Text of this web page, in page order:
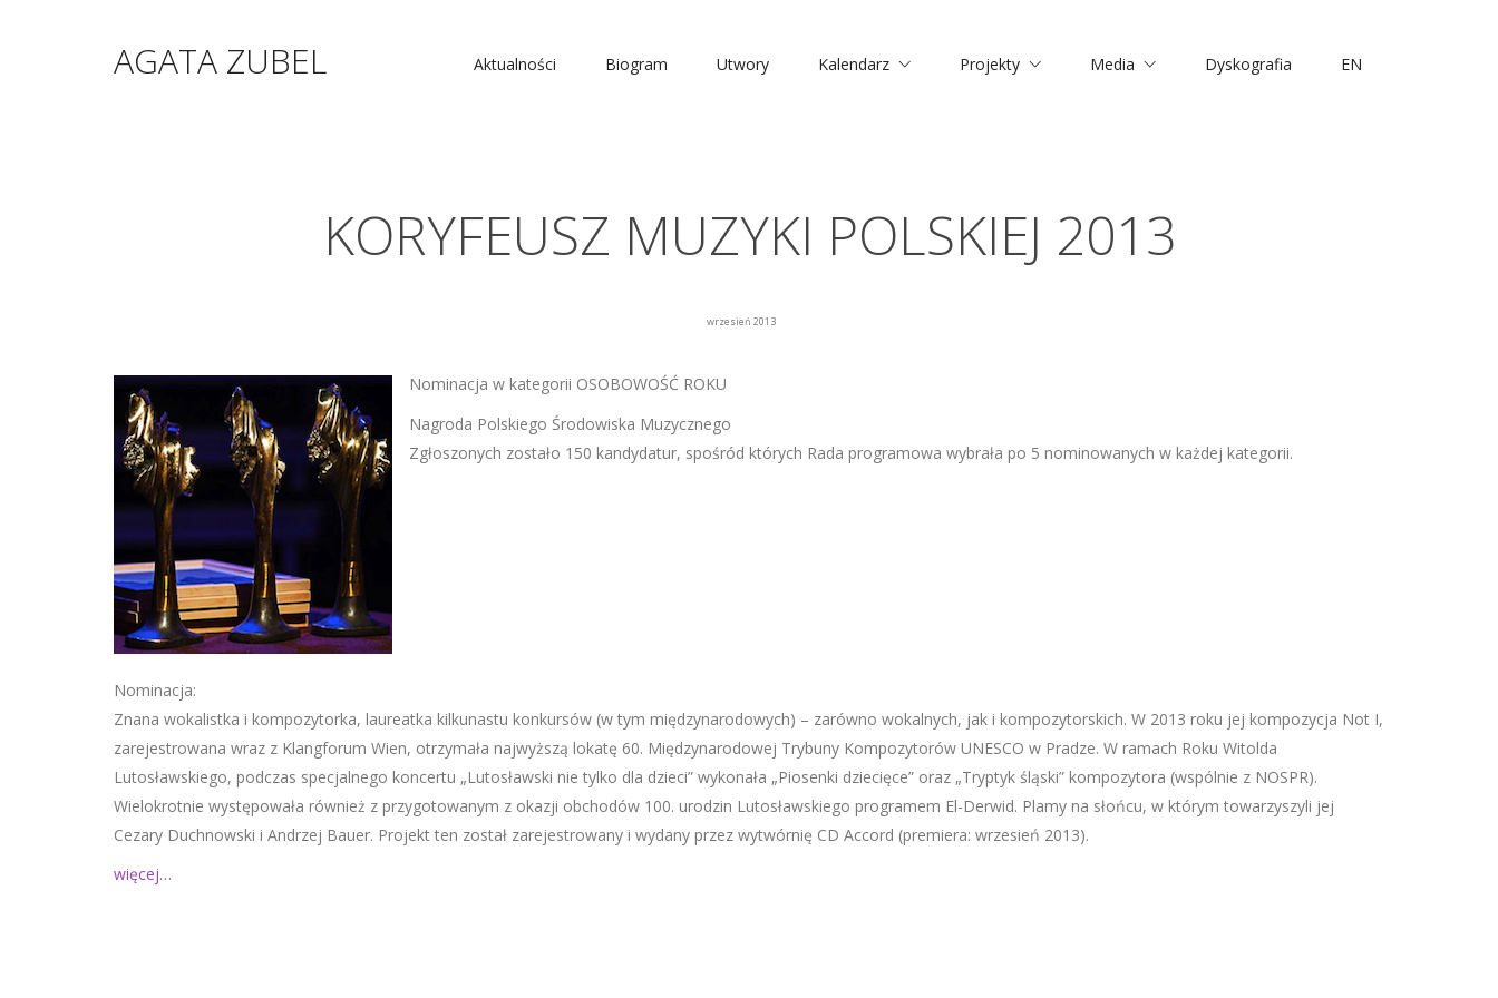
AGATA ZUBEL Aktualności Biogram Utwory Kalendarz Projekty Media Dyskografia EN
KORYFEUSZ MUZYKI POLSKIEJ 2013
wrzesień 2013
Nominacja w kategorii OSOBOWOŚĆ ROKU
Nagroda Polskiego Środowiska Muzycznego
Zgłoszonych zostało 150 kandydatur, spośród których Rada programowa wybrała po 5 nominowanych w każdej kategorii.
Nominacja:
Znana wokalistka i kompozytorka, laureatka kilkunastu konkursów (w tym międzynarodowych) – zarówno wokalnych, jak i kompozytorskich. W 2013 roku jej kompozycja Not I,
zarejestrowana wraz z Klangforum Wien, otrzymała najwyższą lokatę 60. Międzynarodowej Trybuny Kompozytorów UNESCO w Pradze. W ramach Roku Witolda
Lutosławskiego, podczas specjalnego koncertu „Lutosławski nie tylko dla dzieci” wykonała „Piosenki dziecięce” oraz „Tryptyk śląski” kompozytora (wspólnie z NOSPR).
Wielokrotnie występowała również z przygotowanym z okazji obchodów 100. urodzin Lutosławskiego programem El-Derwid. Plamy na słońcu, w którym towarzyszyli jej
Cezary Duchnowski i Andrzej Bauer. Projekt ten został zarejestrowany i wydany przez wytwórnię CD Accord (premiera: wrzesień 2013).
więcej…